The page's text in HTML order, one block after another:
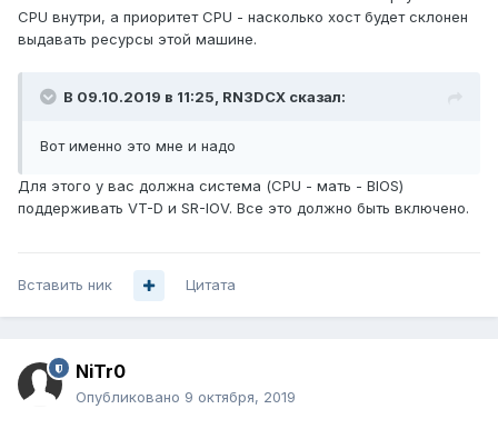
CPU внутри, а приоритет CPU - насколько хост будет склонен
выдавать ресурсы этой машине.
В 09.10.2019 в 11:25, RN3DCX сказал:
Вот именно это мне и надо
Для этого у вас должна система (CPU - мать - BIOS)
поддерживать VT-D и SR-IOV. Все это должно быть включено.
Вставить ник Цитата
NiTr0
Опубликовано 9 октября, 2019